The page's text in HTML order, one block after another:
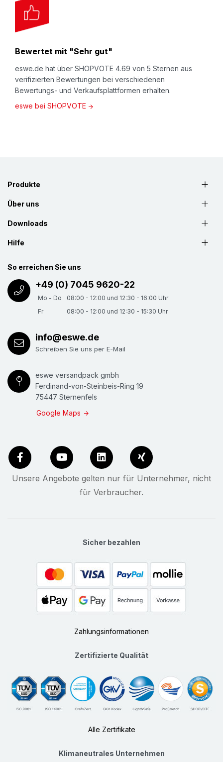
Bewertet mit "Sehr gut"
eswe.de hat über SHOPVOTE 4.69 von 5 Sternen aus
verifizierten Bewertungen bei verschiedenen
Bewertungs- und Verkaufsplattformen erhalten.
eswe bei SHOPVOTE
Produkte
Über uns
Downloads
Hilfe
So erreichen Sie uns
+49 (0) 7045 9620-22
Mo - Do
08:00 - 12:00 und 12:30 - 16:00 Uhr
Fr
08:00 - 12:00 und 12:30 - 15:30 Uhr
info@eswe.de
Schreiben Sie uns per E-Mail
eswe versandpack gmbh
Ferdinand-von-Steinbeis-Ring 19
75447 Sternenfels
Google Maps
Unsere Angebote gelten nur für Unternehmer, nicht
für Verbraucher.
Sicher bezahlen
Zahlungsinformationen
Zertifizierte Qualität
Alle Zertifikate
Klimaneutrales Unternehmen